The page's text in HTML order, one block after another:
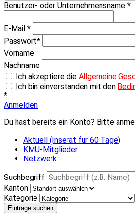
Benutzer- oder Unternehmensname *
E-Mail *
Passwort*
Vorname
Nachname
Ich akzeptiere die Allgemeine
Ich bin einverstanden mit den
*
Anmelden
Du hast bereits ein Konto? Bitte
Aktuell (Inserat für 60 Tage)
KMU-Mitglieder
Netzwerk
Suchbegriff
Kanton
Kategorie
Einträge suchen